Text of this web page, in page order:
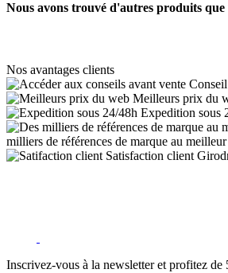
Nous avons trouvé d'autres produits
Nos avantages clients
Meilleurs prix du
Expedition sous
milliers de références de marque au
Satisfaction client
Inscrivez-vous à la newsletter et profitez de